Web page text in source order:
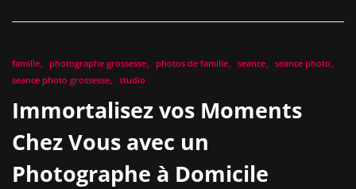
famille photographe grossesse photos de famille seance
seance photo
seance photo grossesse
studio
Immortalisez vos Moments
Chez Vous avec un
Photographe à Domicile